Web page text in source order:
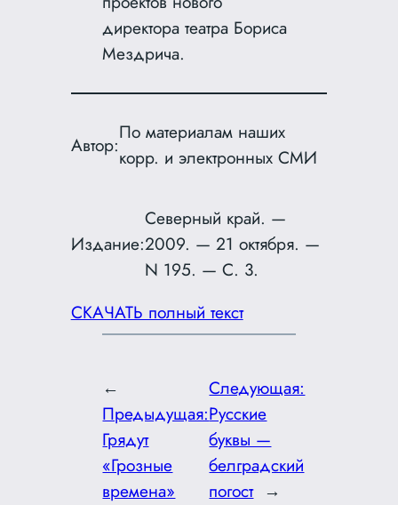
директора театра Бориса
Мездрича.
Автор:
По материалам наших
корр. и электронных СМИ
Издание:
Северный край. —
2009. — 21 октября. —
N 195. — С. 3.
СКАЧАТЬ полный текст
←
Предыдущая:
Грядут
«Грозные
времена»
Следующая:
Русские
буквы —
белградский
погост →